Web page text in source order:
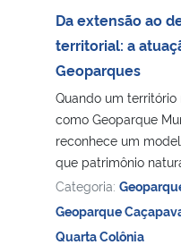
Da extensão ao
territorial: a
Geoparques
Quando um
como Geoparque
reconhece um
que patrimônio
Categoria:
Geoparque
Quarta Colônia